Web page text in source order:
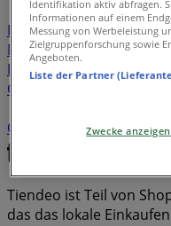
Lidl
Aldi Migros
Denner
Landi Salt
Müller
K Kiosk Volg
H&M
Jumbo JYSK
Conforama
Coop Bau+Hobby
Tiendeo ist Teil von
das das lokale
Identifikation aktiv abfragen.
Informationen auf einem
Messung von Werbeleistung
Zielgruppenforschung sowie
Angeboten.
Liste der Partner
Zwecke anzeigen